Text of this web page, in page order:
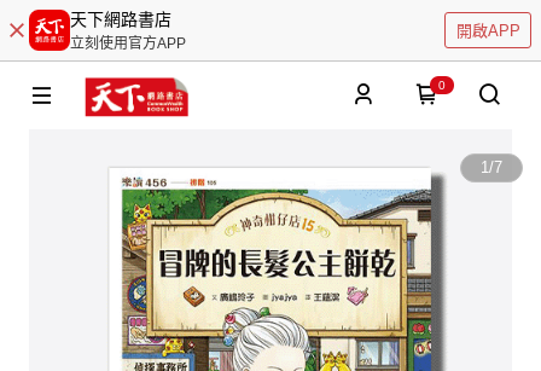
天下網路書店
立刻使用官方APP
開啟APP
0
1/7